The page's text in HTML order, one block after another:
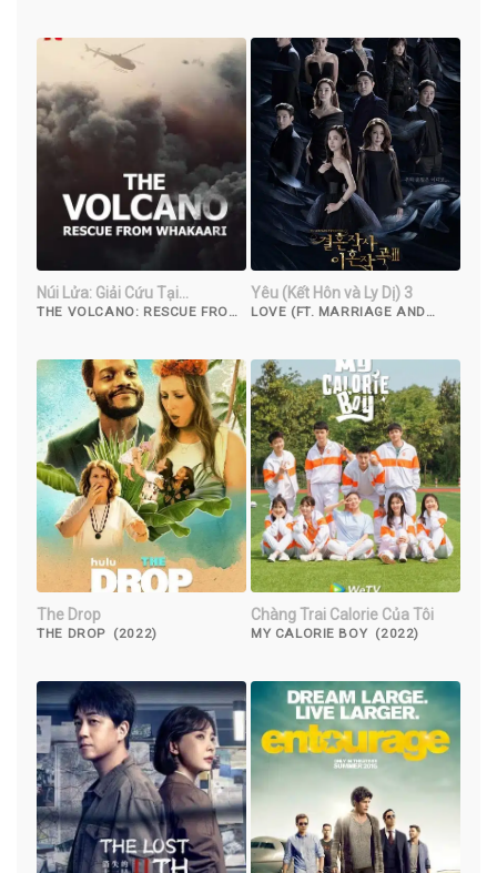
Núi Lửa: Giải Cứu Tại
Whakaari
THE VOLCANO: RESCUE FROM
Yêu (Kết Hôn và Ly Dị) 3
LOVE (FT. MARRIAGE AND
The Drop
THE DROP (2022)
Chàng Trai Calorie Của Tôi
MY CALORIE BOY (2022)